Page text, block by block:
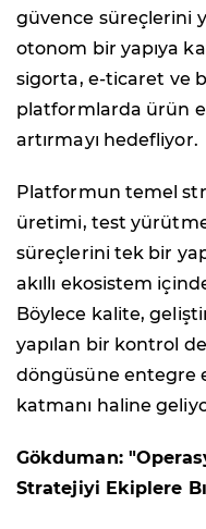
güvence süreçlerini
otonom bir yapıya
sigorta, e-ticaret ve
platformlarda ürün
artırmayı hedefliyor.
Platformun temel
üretimi, test
süreçlerini tek bir
akıllı ekosistem
Böylece kalite,
yapılan bir kontrol
döngüsüne entegre
katmanı haline
Gökduman:
Stratejiyi Ekiplere